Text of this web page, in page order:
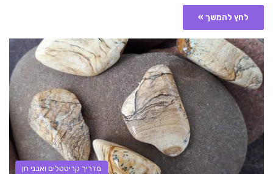
לחץ להמשך »
מדריך קריסטלים ואבני חן